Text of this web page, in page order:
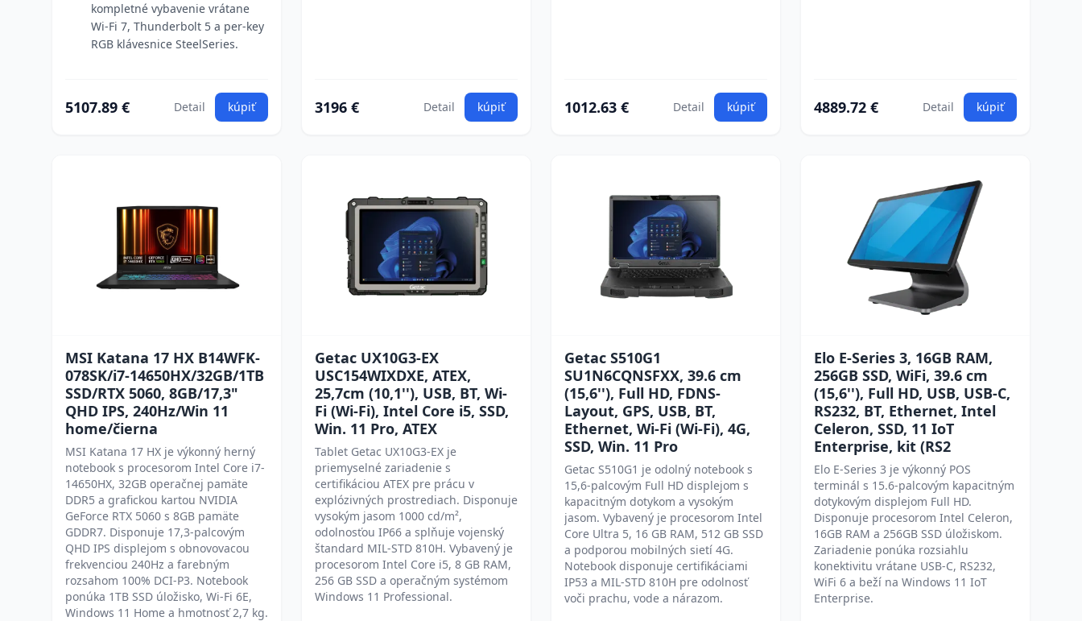
kompletné vybavenie vrátane
Wi-Fi 7, Thunderbolt 5 a per-key
RGB klávesnice SteelSeries.
5107.89 € Detail kúpiť 3196 € Detail kúpiť 1012.63 € Detail kúpiť 4889.72 € Detail kúpiť
MSI Katana 17 HX B14WFK-
078SK/i7-14650HX/32GB/1TB
SSD/RTX 5060, 8GB/17,3"
QHD IPS, 240Hz/Win 11
home/čierna
MSI Katana 17 HX je výkonný herný
notebook s procesorom Intel Core i7-
14650HX, 32GB operačnej pamäte
DDR5 a grafickou kartou NVIDIA
GeForce RTX 5060 s 8GB pamäte
GDDR7. Disponuje 17,3-palcovým
QHD IPS displejom s obnovovacou
frekvenciou 240Hz a farebným
rozsahom 100% DCI-P3. Notebook
ponúka 1TB SSD úložisko, Wi-Fi 6E,
Windows 11 Home a hmotnosť 2,7 kg.
Getac UX10G3-EX
USC154WIXDXE, ATEX,
25,7cm (10,1''), USB, BT, Wi-
Fi (Wi-Fi), Intel Core i5, SSD,
Win. 11 Pro, ATEX
Tablet Getac UX10G3-EX je
priemyselné zariadenie s
certifikáciou ATEX pre prácu v
explózivných prostrediach. Disponuje
vysokým jasom 1000 cd/m²,
odolnosťou IP66 a splňuje vojenský
štandard MIL-STD 810H. Vybavený je
procesorom Intel Core i5, 8 GB RAM,
256 GB SSD a operačným systémom
Windows 11 Professional.
Getac S510G1
SU1N6CQNSFXX, 39.6 cm
(15,6''), Full HD, FDNS-
Layout, GPS, USB, BT,
Ethernet, Wi-Fi (Wi-Fi), 4G,
SSD, Win. 11 Pro
Getac S510G1 je odolný notebook s
15,6-palcovým Full HD displejom s
kapacitným dotykom a vysokým
jasom. Vybavený je procesorom Intel
Core Ultra 5, 16 GB RAM, 512 GB SSD
a podporou mobilných sietí 4G.
Notebook disponuje certifikáciami
IP53 a MIL-STD 810H pre odolnosť
voči prachu, vode a nárazom.
Elo E-Series 3, 16GB RAM,
256GB SSD, WiFi, 39.6 cm
(15,6''), Full HD, USB, USB-C,
RS232, BT, Ethernet, Intel
Celeron, SSD, 11 IoT
Enterprise, kit (RS2
Elo E-Series 3 je výkonný POS
terminál s 15.6-palcovým kapacitným
dotykovým displejom Full HD.
Disponuje procesorom Intel Celeron,
16GB RAM a 256GB SSD úložiskom.
Zariadenie ponúka rozsiahlu
konektivitu vrátane USB-C, RS232,
WiFi 6 a beží na Windows 11 IoT
Enterprise.